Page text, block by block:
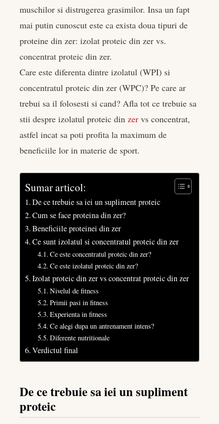
muschilor si distrugerea grasimilor. Insa un fapt
mai putin cunoscut este ca exista doua tipuri de
proteine din zer: izolat proteic din zer vs.
concentrat proteic din zer.
Care este diferenta dintre izolatul (WPI) si
concentratul proteic din zer (WPC)? Pe care ar
trebui sa il folosesti si cand? Afla tot ce trebuie sa
stii despre izolatul proteic din zer vs concentrat,
astfel incat sa poti profita la maximum de
beneficiile lor in materie de sport.
Sumar articol:
De ce trebuie sa iei un supliment proteic
Cum se face proteina din zer?
Beneficiile proteinei din zer
Ce sunt izolatul si concentratul proteic din zer
Ce este concentratul proteic din zer?
Ce este izolatul proteic din zer?
Izolat proteic din zer vs concentrat proteic din zer
Nivelul de fitness
Primii pasi in fitness
Experienta in fitness
Ce alegi dupa un antrenament intens?
Diferente nutritionale
Verdictul final
De ce trebuie sa iei un supliment
proteic